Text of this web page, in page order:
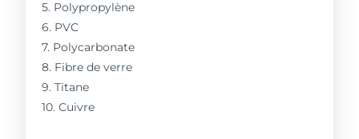
5. Polypropylène
6. PVC
7. Polycarbonate
8. Fibre de verre
9. Titane
10. Cuivre